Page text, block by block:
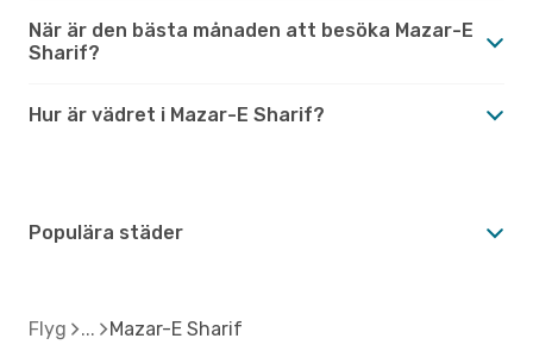
När är den bästa månaden att besöka Mazar-E
Sharif?
Hur är vädret i Mazar-E Sharif?
Populära städer
Flyg Mazar-E Sharif